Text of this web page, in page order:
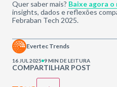
Quer saber mais? Baixe agora
insights, dados e reflexões
Febraban Tech 2025.
COMPARTILHAR POST
Evertec Trends
16 JUL 2025 9 MIN DE LEITURA